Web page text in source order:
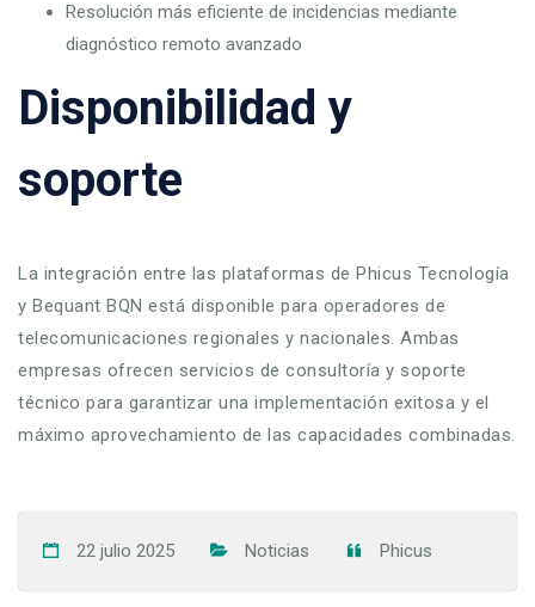
Resolución más eficiente de incidencias mediante
diagnóstico remoto avanzado
Disponibilidad y
soporte
La integración entre las plataformas de Phicus Tecnología
y Bequant BQN está disponible para operadores de
telecomunicaciones regionales y nacionales. Ambas
empresas ofrecen servicios de consultoría y soporte
técnico para garantizar una implementación exitosa y el
máximo aprovechamiento de las capacidades combinadas.
22 julio 2025 Noticias Phicus